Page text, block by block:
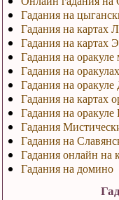
Гадания на
Гадания на картах
Гадания на картах
Гадания на
Гадания на
Гадания на
Гадания на картах
Гадания на оракуле
Гадания
Гадания на
Гадания онлайн на
Гадания на домино